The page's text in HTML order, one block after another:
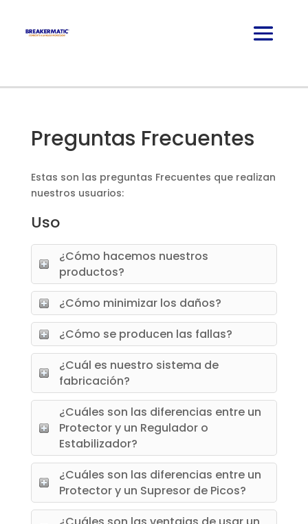
Preguntas Frecuentes
Estas son las preguntas Frecuentes que realizan
nuestros usuarios:
Uso
¿Cómo hacemos nuestros
productos?
¿Cómo minimizar los daños?
¿Cómo se producen las fallas?
¿Cuál es nuestro sistema de
fabricación?
¿Cuáles son las diferencias entre un
Protector y un Regulador o
Estabilizador?
¿Cuáles son las diferencias entre un
Protector y un Supresor de Picos?